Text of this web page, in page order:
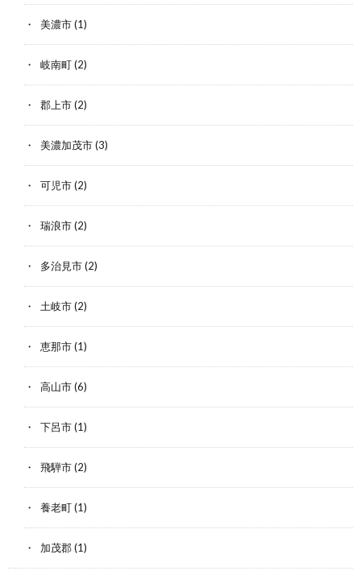
美濃市(1)
岐南町(2)
郡上市(2)
美濃加茂市(3)
可児市(2)
瑞浪市(2)
多治見市(2)
土岐市(2)
恵那市(1)
高山市(6)
下呂市(1)
飛騨市(2)
養老町(1)
加茂郡(1)